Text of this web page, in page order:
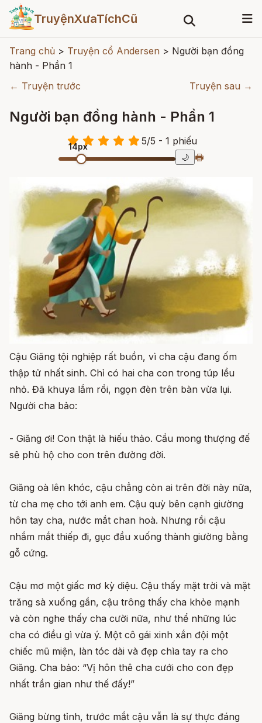
TruyệnXưaTíchCũ
Trang chủ > Truyện cổ Andersen > Người bạn đồng
hành - Phần 1
← Truyện trước
Truyện sau →
Người bạn đồng hành - Phần 1
5/5 - 1 phiếu
14px
🌙 🖶
Cậu Giăng tội nghiệp rất buồn, vì cha cậu đang ốm
thập tử nhất sinh. Chỉ có hai cha con trong túp lều
nhỏ. Đã khuya lắm rồi, ngọn đèn trên bàn vừa lụi.
Người cha bảo:
- Giăng ơi! Con thật là hiếu thảo. Cầu mong thượng đế
sẽ phù hộ cho con trên đường đời.
Giăng oà lên khóc, cậu chẳng còn ai trên đời này nữa,
từ cha mẹ cho tới anh em. Cậu quỳ bên cạnh giường
hôn tay cha, nước mắt chan hoà. Nhưng rồi cậu
nhắm mắt thiếp đi, gục đầu xuống thành giường bằng
gỗ cứng.
Cậu mơ một giấc mơ kỳ diệu. Cậu thấy mặt trời và mặt
trăng sà xuống gần, cậu trông thấy cha khỏe mạnh
và còn nghe thấy cha cười nữa, như thể những lúc
cha có điều gì vừa ý. Một cô gái xinh xắn đội một
chiếc mũ miện, làn tóc dài và đẹp chìa tay ra cho
Giăng. Cha bảo: “Vị hôn thê cha cưới cho con đẹp
nhất trần gian như thế đấy!”
Giăng bừng tỉnh, trước mắt cậu vẫn là sự thực đáng